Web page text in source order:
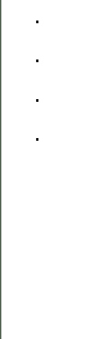
.
.
.
.